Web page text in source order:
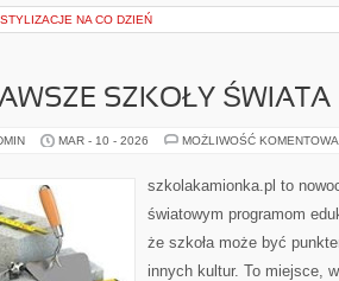
STYLIZACJE NA CO DZIEŃ
SZKOŁY ŚWIATA
MAR - 10 - 2026 MOŻLIWOŚĆ
szkolakamionka.pl to
światowym programom
że szkoła może być
innych kultur. To miejsce,